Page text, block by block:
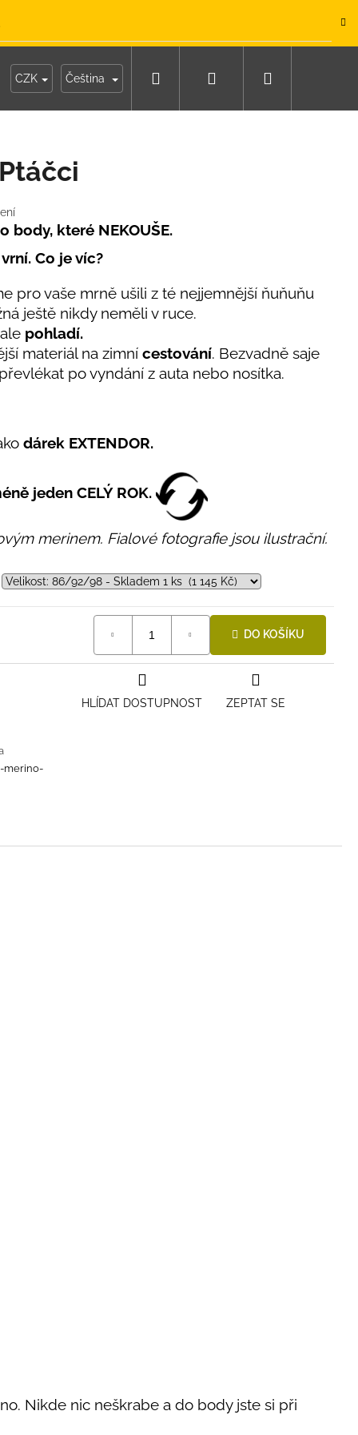
Moje objednávka
CZK Čeština Hledat Přihlášení
body, které NEKOUŠE.
Co je víc?
pro vaše mrně ušili z té nejjemnější ňuňuňu
ještě nikdy neměli v ruce.
pohladí.
materiál na zimní cestování. Bezvadně saje
po vyndání z auta nebo nosítka.
dárek EXTENDOR.
jeden CELÝ ROK.
merinem. Fialové fotografie jsou ilustrační.
DO KOŠÍKU
merino-
ZEPTAT SE
HLÍDAT DOSTUPNOST
Nikde nic neškrabe a do body jste si při
NÁMOŘNICKÉ